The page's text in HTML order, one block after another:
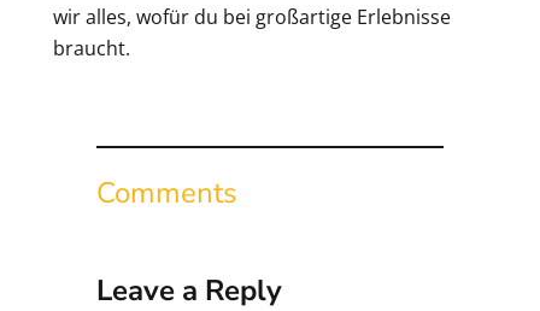
wir alles, wofür du bei großartige Erlebnisse
braucht.
Comments
Leave a Reply